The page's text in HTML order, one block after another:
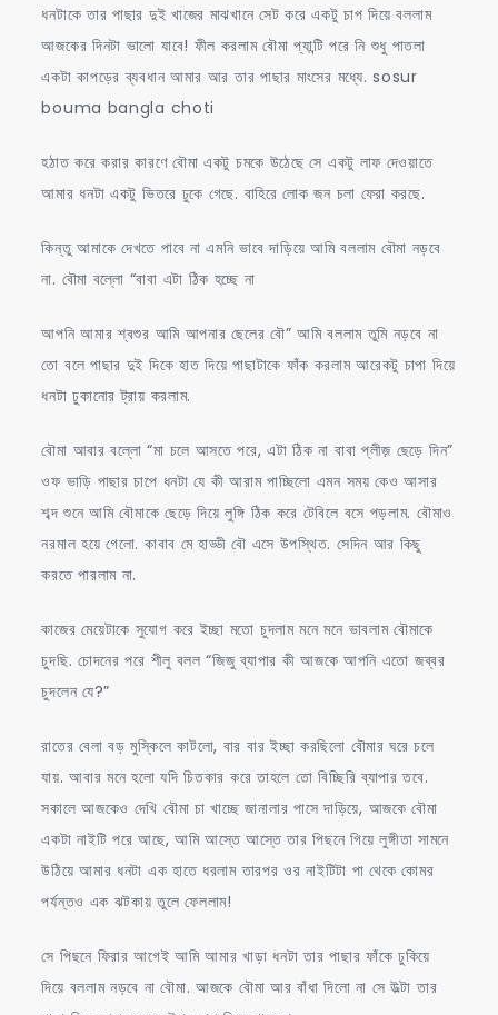
ধনটাকে তার পাছার দুই খাজের মাঝখানে সেট করে একটু চাপ দিয়ে বললাম
আজকের দিনটা ভালো যাবে! ফীল করলাম বৌমা প্যান্টি পরে নি শুধু পাতলা
একটা কাপড়ের ব্যবধান আমার আর তার পাছার মাংসের মধ্যে. sosur
bouma bangla choti
হঠাত করে করার কারণে বৌমা একটু চমকে উঠেছে সে একটু লাফ দেওয়াতে
আমার ধনটা একটু ভিতরে ঢুকে গেছে. বাহিরে লোক জন চলা ফেরা করছে.
কিন্তু আমাকে দেখতে পাবে না এমনি ভাবে দাড়িয়ে আমি বললাম বৌমা নড়বে
না. বৌমা বল্লো “বাবা এটা ঠিক হচ্ছে না
আপনি আমার শ্বশুর আমি আপনার ছেলের বৌ” আমি বললাম তুমি নড়বে না
তো বলে পাছার দুই দিকে হাত দিয়ে পাছাটাকে ফাঁক করলাম আরেকটু চাপা দিয়ে
ধনটা ঢুকানোর ট্রায় করলাম.
বৌমা আবার বল্লো “মা চলে আসতে পরে, এটা ঠিক না বাবা প্লীজ় ছেড়ে দিন”
ওফ ভাড়ি পাছার চাপে ধনটা যে কী আরাম পাচ্ছিলো এমন সময় কেও আসার
শব্দ শুনে আমি বৌমাকে ছেড়ে দিয়ে লুঙ্গি ঠিক করে টেবিলে বসে পড়লাম. বৌমাও
নরমাল হয়ে গেলো. কাবাব মে হাড্ডী বৌ এসে উপস্থিত. সেদিন আর কিছু
করতে পারলাম না.
কাজের মেয়েটাকে সুযোগ করে ইচ্ছা মতো চুদলাম মনে মনে ভাবলাম বৌমাকে
চুদছি. চোদনের পরে শীলু বলল “জিজু ব্যাপার কী আজকে আপনি এতো জব্বর
চুদলেন যে?”
রাতের বেলা বড় মুস্কিলে কাটলো, বার বার ইচ্ছা করছিলো বৌমার ঘরে চলে
যায়. আবার মনে হলো যদি চিতকার করে তাহলে তো বিচ্ছিরি ব্যাপার তবে.
সকালে আজকেও দেখি বৌমা চা খাচ্ছে জানালার পাসে দাড়িয়ে, আজকে বৌমা
একটা নাইটি পরে আছে, আমি আস্তে আস্তে তার পিছনে গিয়ে লুঙ্গীতা সামনে
উঠিয়ে আমার ধনটা এক হাতে ধরলাম তারপর ওর নাইটিটা পা থেকে কোমর
পর্যন্তও এক ঝটকায় তুলে ফেললাম!
সে পিছনে ফিরার আগেই আমি আমার খাড়া ধনটা তার পাছার ফাঁকে ঢুকিয়ে
দিয়ে বললাম নড়বে না বৌমা. আজকে বৌমা আর বাঁধা দিলো না সে উল্টা তার